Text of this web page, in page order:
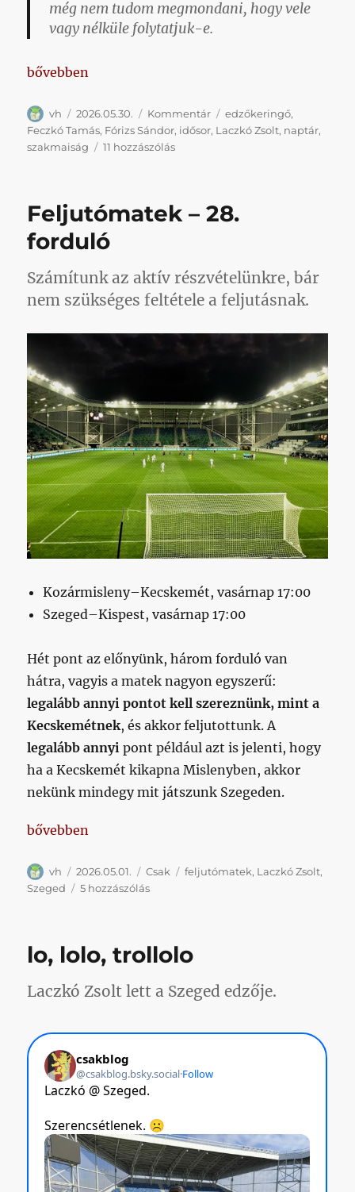
még nem tudom megmondani, hogy vele
vagy nélküle folytatjuk-e.
„A hosszútávú koncepció és a sportszakmai
bővebben
Szerző
vh Közzétéve
2026.05.30. Kategória
Kommentár Címke
edzőkeringő,
Feczkó Tamás, Fórizs Sándor, idősor, Laczkó Zsolt, naptár,
szakmaiság
11 hozzászólásA
a
még
mindig
című
Feljutómatek – 28.
forduló
Számítunk az aktív részvételünkre, bár
nem szükséges feltétele a feljutásnak.
Kozármisleny–Kecskemét, vasárnap 17:00
Szeged–Kispest, vasárnap 17:00
Hét pont az előnyünk, három forduló van
hátra, vagyis a matek nagyon egyszerű:
legalább annyi pontot kell szereznünk, mint a
Kecskemétnek, és akkor feljutottunk. A
legalább annyi pont például azt is jelenti, hogy
ha a Kecskemét kikapna Mislenyben, akkor
nekünk mindegy mit játszunk Szegeden.
„Feljutómatek – 28. forduló”
bővebben
Szerző
vh Közzétéve
2026.05.01. Kategória
Csak Címke
feljutómatek, Laczkó Zsolt,
Szeged
5 hozzászólásFeljutómatek
című
lo, lolo, trollolo
Laczkó Zsolt lett a Szeged edzője.